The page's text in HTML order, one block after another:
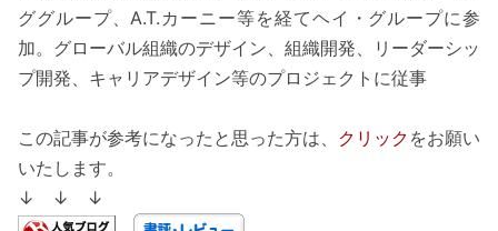
ググループ、A.T.カーニー等を経てヘイ・グループに参
加。グローバル組織のデザイン、組織開発、リーダーシッ
プ開発、キャリアデザイン等のプロジェクトに従事
この記事が参考になったと思った方は、 クリック をお願い
いたします。
↓ ↓ ↓